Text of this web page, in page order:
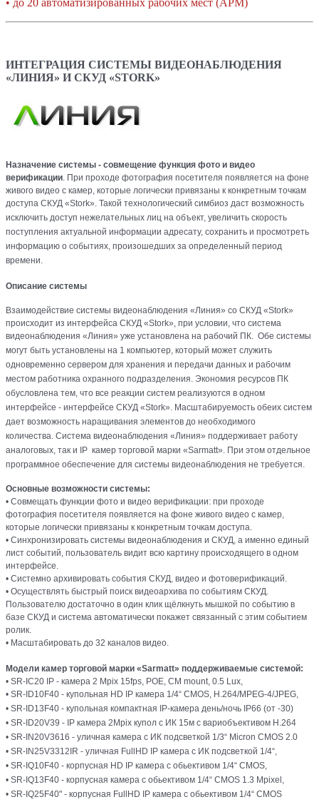
ИНТЕГРАЦИЯ СИСТЕМЫ ВИДЕОНАБЛЮДЕНИЯ
«ЛИНИЯ» И СКУД «STORK»
Назначение системы - совмещение функция фото и видео
верификации. При проходе фотография посетителя появляется на фоне
живого видео с камер, которые логически привязаны к конкретным точкам
доступа СКУД «Stork». Такой технологический симбиоз даст возможность
исключить доступ нежелательных лиц на объект, увеличить скорость
поступления актуальной информации адресату, сохранить и просмотреть
информацию о событиях, произошедших за определенный период
времени.
Описание системы
Взаимодействие системы видеонаблюдения «Линия» со СКУД «Stork»
происходит из интерфейса СКУД «Stork», при условии, что система
видеонаблюдения «Линия» уже установлена на рабочий ПК. Обе системы
могут быть установлены на 1 компьютер, который может служить
одновременно сервером для хранения и передачи данных и рабочим
местом работника охранного подразделения. Экономия ресурсов ПК
обусловлена тем, что все реакции систем реализуются в одном
интерфейсе - интерфейсе СКУД «Stork». Масштабируемость обеих систем
дает возможность наращивания элементов до необходимого
количества. Система видеонаблюдения «Линия» поддерживает работу
аналоговых, так и IP камер торговой марки «Sarmatt». При этом отдельное
программное обеспечение для системы видеонаблюдения не требуется.
Основные возможности системы:
• Совмещать функции фото и видео верификации: при проходе
фотография посетителя появляется на фоне живого видео с камер,
которые логически привязаны к конкретным точкам доступа.
• Синхронизировать системы видеонаблюдения и СКУД, а именно единый
лист событий, пользователь видит всю картину происходящего в одном
интерфейсе.
• Системно архивировать события СКУД, видео и фотоверификаций.
• Осуществлять быстрый поиск видеоархива по событиям СКУД.
Пользователю достаточно в один клик щёлкнуть мышкой по событию в
базе СКУД и система автоматически покажет связанный с этим событием
ролик.
• Масштабировать до 32 каналов видео.
Модели камер торговой марки «Sarmatt» поддерживаемые системой:
• SR-IC20 IP - камера 2 Mpix 15fps, POE, CM mount, 0.5 Lux,
• SR-ID10F40 - купольная HD IP камера 1/4“ CMOS, H.264/MPEG-4/JPEG,
• SR-ID13F40 - купольная компактная IP-камера день/ночь IP66 (от -30)
• SR-ID20V39 - IP камера 2Mpix купол c ИК 15м с вариобъективом H.264
• SR-IN20V3616 - уличная камера с ИК подсветкой 1/3“ Micron CMOS 2.0
• SR-IN25V3312IR - уличная FullHD IP камера с ИК подсветкой 1/4“,
• SR-IQ10F40 - корпусная HD IP камера с обьективом 1/4“ CMOS,
• SR-IQ13F40 - корпусная камера с обьективом 1/4“ CMOS 1.3 Mpixel,
• SR-IQ25F40" - корпусная FullHD IP камера с обьективом 1/4“ CMOS